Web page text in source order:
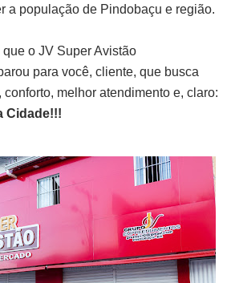
a população de Pindobaçu e região.
o JV Super Avistão
para você, cliente, que busca
melhor atendimento e, claro:
Cidade!!!